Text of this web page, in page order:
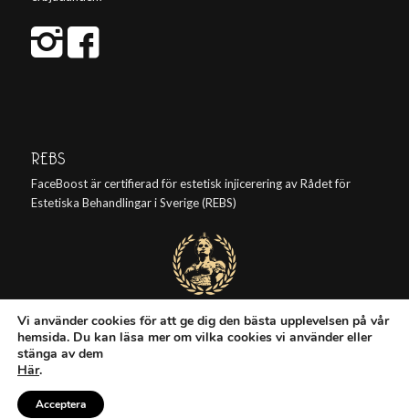
REBS
FaceBoost är certifierad för estetisk injicerering av Rådet för
Estetiska Behandlingar i Sverige (REBS)
© Copyright Faceboost | Skapad av
Vi använder cookies för att ge dig den bästa upplevelsen på vår
hemsida. Du kan läsa mer om vilka cookies vi använder eller
stänga av dem
Här.
Acceptera